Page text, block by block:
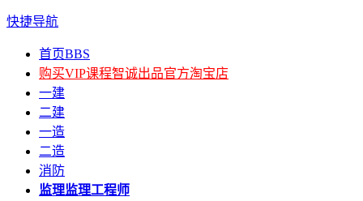
快捷导航
首页BBS
购买VIP课程智诚出品官方淘宝店
一建
二建
一造
二造
消防
监理监理工程师